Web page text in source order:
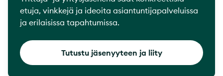
etuja, vinkkejä ja ideoita asiantuntijapalveluissa
ja erilaisissa tapahtumissa.
Tutustu jäsenyyteen ja liity